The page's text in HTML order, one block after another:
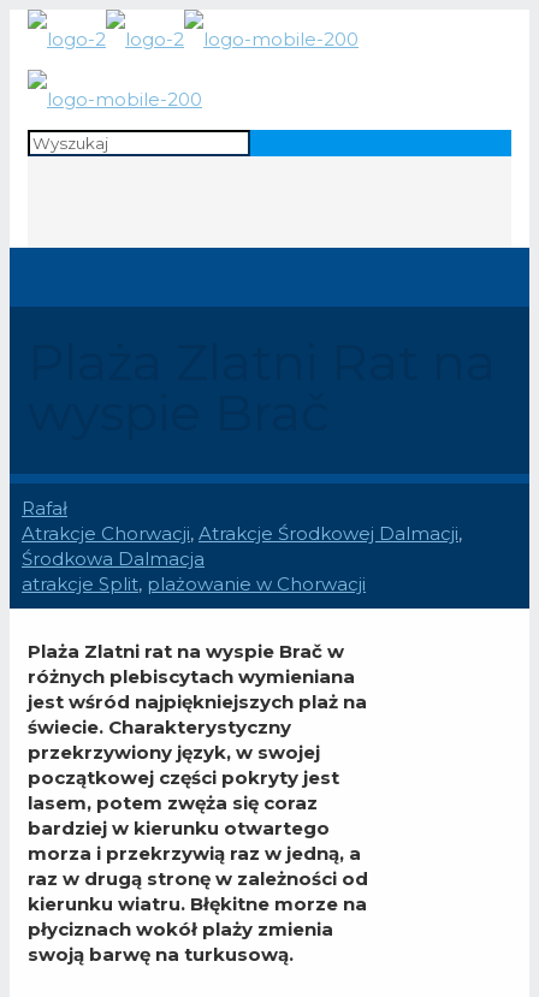
Rafał
Atrakcje Chorwacji, Atrakcje Środkowej Dalmacji,
Środkowa Dalmacja
atrakcje Split, plażowanie w Chorwacji
Plaża Zlatni rat na wyspie Brač w
różnych plebiscytach wymieniana
jest wśród najpiękniejszych plaż na
świecie. Charakterystyczny
przekrzywiony język, w swojej
początkowej części pokryty jest
lasem, potem zwęża się coraz
bardziej w kierunku otwartego
morza i przekrzywią raz w jedną, a
raz w drugą stronę w zależności od
kierunku wiatru. Błękitne morze na
płyciznach wokół plaży zmienia
swoją barwę na turkusową.